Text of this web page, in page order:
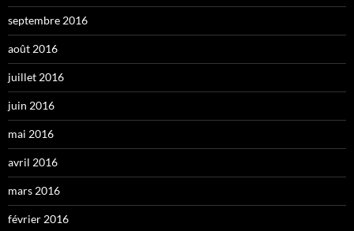
septembre 2016
août 2016
juillet 2016
juin 2016
mai 2016
avril 2016
mars 2016
février 2016